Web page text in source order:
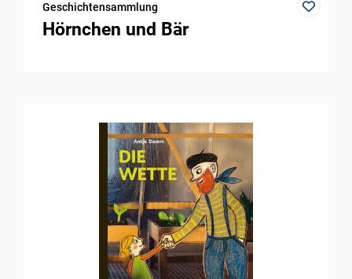
Geschichtensammlung
Hörnchen und Bär